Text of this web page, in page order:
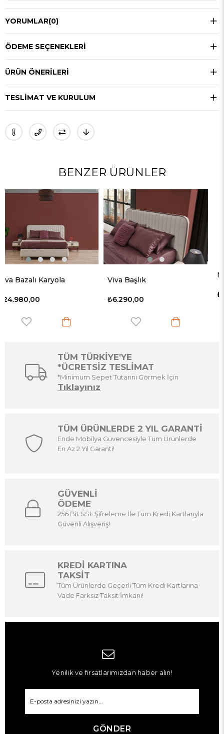
YORUMLAR(0)
ÖDEME SEÇENEKLERI
ÜRÜN ÖNERILERI
TESLIMAT VE KURULUM
BENZER ÜRÜNLER
Viva Başlık
₺6.290,00
Nova Başlık
TÜM TÜRKİYE'YE
*ÜCRETSİZ TESLİMAT
*Minimum Sepet Tutarını Görmek İçin
Tıklayınız
TÜM ÜRÜNLERDE 2 YIL GARANTİ
Ende Mobilya Güvencesiyle Tüm Ürünlerde
En Az 2 Yıl Garanti!
GÜVENLİ
ÖDEME
256 Bit SSL Şifreleme İle Tüm Kredi Kartlarıyla
Güvenli Alışveriş!
KREDİ KARTINA
TAKSİT
Tüm Ürünlerde Geçerli Tüm Kredi Kartlarına
Vade Farksız Taksit İmkanı!
Yenilik ve fırsatlarımızdan haber alın!
GÖNDER